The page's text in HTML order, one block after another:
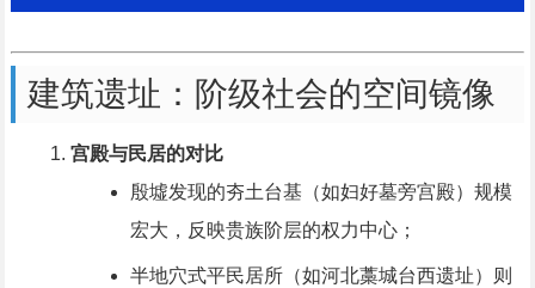
建筑遗址：阶级社会的空间镜像
宫殿与民居的对比
殷墟发现的夯土台基（如妇好墓旁宫殿）规模
宏大，反映贵族阶层的权力中心；
半地穴式平民居所（如河北藁城台西遗址）则